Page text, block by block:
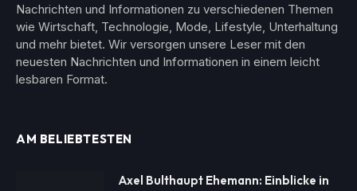
Nachrichten und Informationen zu verschiedenen Themen
wie Wirtschaft, Technologie, Mode, Lifestyle, Unterhaltung
und mehr bietet. Wir versorgen unsere Leser mit den
neuesten Nachrichten und Informationen in einem leicht
lesbaren Format.
AM BELIEBTESTEN
Axel Bulthaupt Ehemann: Einblicke in